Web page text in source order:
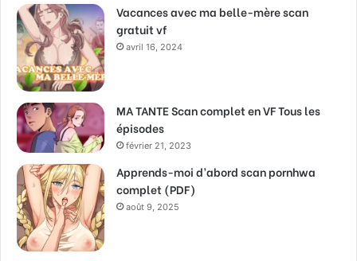
Vacances avec ma belle-mère scan
gratuit vf
avril 16, 2024
MA TANTE Scan complet en VF Tous les
épisodes
février 21, 2023
Apprends-moi d’abord scan pornhwa
complet (PDF)
août 9, 2025